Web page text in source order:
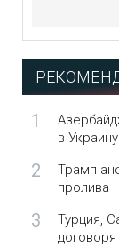
1
в Украину
2
Трамп
пролива
3
Турция,